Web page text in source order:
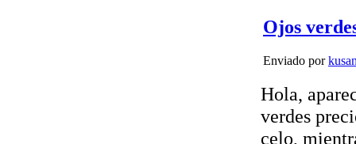
Ojos
Enviado por
Hola,
verdes
celo,